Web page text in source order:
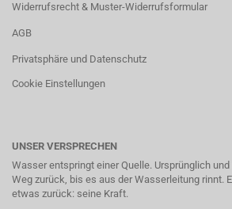
Widerrufsrecht & Muster-Widerrufsformular
AGB
Privatsphäre und Datenschutz
Cookie Einstellungen
UNSER VERSPRECHEN
Wasser entspringt einer Quelle. Ursprünglich
Weg zurück, bis es aus der Wasserleitung rinnt.
etwas zurück: seine Kraft.